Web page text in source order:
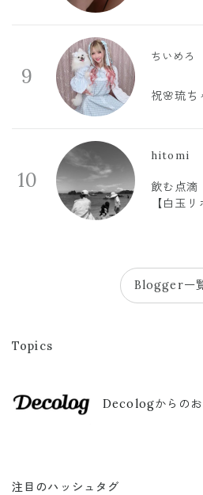
9
ちいめろ
祝🌸琉ち
10
hitomi
飲む点滴
【白玉
Blogger一
Topics
Decologからのお
注目のハッシュタグ